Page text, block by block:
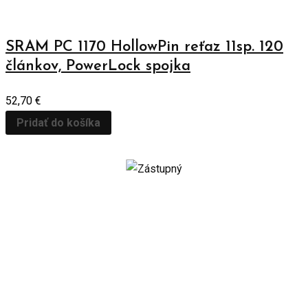
SRAM PC 1170 HollowPin reťaz 11sp. 120
článkov, PowerLock spojka
52,70 €
Pridať do košíka